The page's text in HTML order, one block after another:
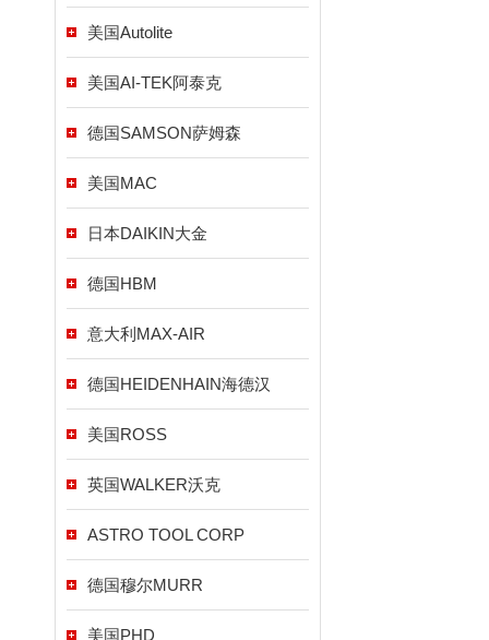
美国Autolite
美国AI-TEK阿泰克
德国SAMSON萨姆森
美国MAC
日本DAIKIN大金
德国HBM
意大利MAX-AIR
德国HEIDENHAIN海德汉
美国ROSS
英国WALKER沃克
ASTRO TOOL CORP
德国穆尔MURR
美国PHD